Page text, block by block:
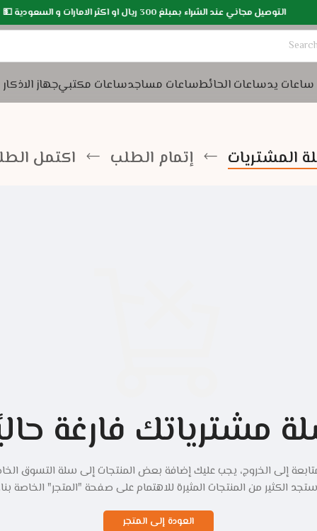
التوصيل مجاني عند الشراء بمبلغ 300 ريال او اكثر الامارات و السعودية 💵
ساعات يدساعات الحائطساعات مساجدساعات مكتبيجهاز الاذكار
المشتريات إتمام الطلب اكتمل
مشترياتك فارغة
إلى الخروج، يجب عليك إضافة بعض المنتجات إلى سلة التسوق
الكثير من المنتجات المثيرة للاهتمام على صفحة "المتجر" الخاصة بنا.
العودة إلى المتجر